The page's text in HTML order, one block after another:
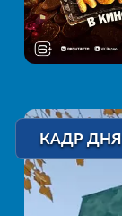
КАДР ДНЯ